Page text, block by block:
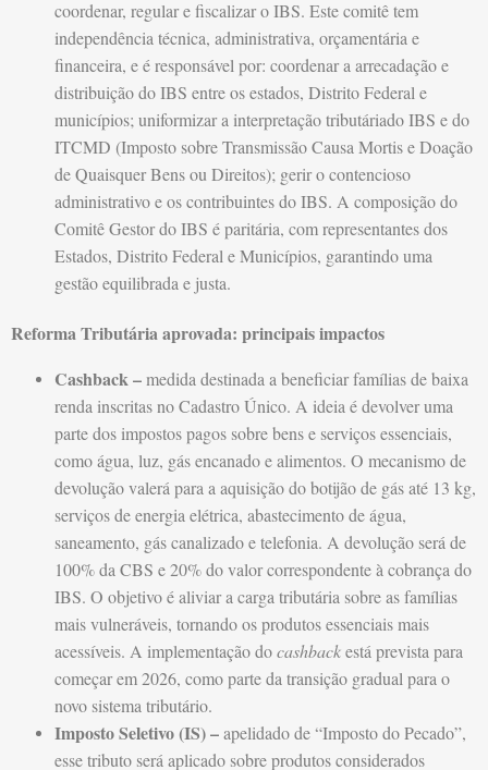
coordenar, regular e fiscalizar o IBS. Este comitê tem
independência técnica, administrativa, orçamentária e
financeira, e é responsável por: coordenar a arrecadação e
distribuição do IBS entre os estados, Distrito Federal e
municípios; uniformizar a interpretação tributáriado IBS e do
ITCMD (Imposto sobre Transmissão Causa Mortis e Doação
de Quaisquer Bens ou Direitos); gerir o contencioso
administrativo e os contribuintes do IBS. A composição do
Comitê Gestor do IBS é paritária, com representantes dos
Estados, Distrito Federal e Municípios, garantindo uma
gestão equilibrada e justa.
Reforma Tributária aprovada: principais impactos
Cashback –medida destinada a beneficiar famílias de baixa
renda inscritas no Cadastro Único. A ideia é devolver uma
parte dos impostos pagos sobre bens e serviços essenciais,
como água, luz, gás encanado e alimentos. O mecanismo de
devolução valerá para a aquisição do botijão de gás até 13 kg,
serviços de energia elétrica, abastecimento de água,
saneamento, gás canalizado e telefonia. A devolução será de
100% da CBS e 20% do valor correspondente à cobrança do
IBS. O objetivo é aliviar a carga tributária sobre as famílias
mais vulneráveis, tornando os produtos essenciais mais
acessíveis. A implementação docashbackestá prevista para
começar em 2026, como parte da transição gradual para o
novo sistema tributário.
Imposto Seletivo (IS) –apelidado de “Imposto do Pecado”,
esse tributo será aplicado sobre produtos considerados